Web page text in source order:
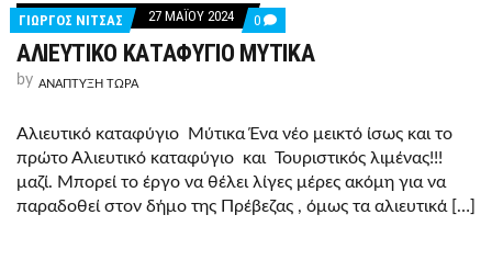
ΓΙΩΡΓΟΣ ΝΙΤΣΑΣ 27 ΜΑΪ́ΟΥ 2024 0 COMMENTS
ON
ΑΛΙΕΥΤΙΚΟ
ΑΛΙΕΥΤΙΚΟ ΚΑΤΑΦΥΓΙΟ ΜΥΤΙΚΑ
by ΑΝΑΠΤΥΞΗ ΤΩΡΑ
Αλιευτικό καταφύγιο Μύτικα Ένα νέο μεικτό ίσως και το
πρώτο Αλιευτικό καταφύγιο και Τουριστικός λιμένας!!!
μαζί. Μπορεί το έργο να θέλει λίγες μέρες ακόμη για να
παραδοθεί στον δήμο της Πρέβεζας , όμως τα αλιευτικά […]